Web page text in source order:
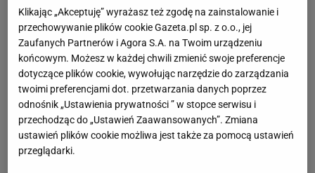
Klikając „Akceptuję” wyrażasz też zgodę na zainstalowanie i
przechowywanie plików cookie Gazeta.pl sp. z o.o., jej
Zaufanych Partnerów i Agora S.A. na Twoim urządzeniu
końcowym. Możesz w każdej chwili zmienić swoje preferencje
dotyczące plików cookie, wywołując narzędzie do zarządzania
twoimi preferencjami dot. przetwarzania danych poprzez
odnośnik „Ustawienia prywatności ” w stopce serwisu i
przechodząc do „Ustawień Zaawansowanych”. Zmiana
ustawień plików cookie możliwa jest także za pomocą ustawień
przeglądarki.